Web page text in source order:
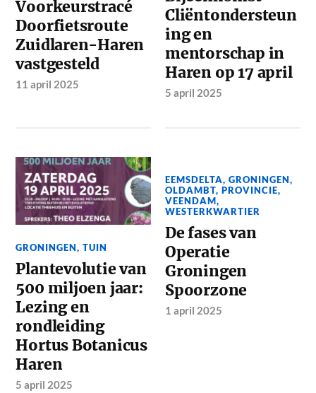
Voorkeurstracé
Doorfietsroute
Zuidlaren-Haren
vastgesteld
11 april 2025
Cliëntondersteun
ing en
mentorschap in
Haren op 17 april
5 april 2025
GRONINGEN,TUIN
Plantevolutie van
500 miljoen jaar:
Lezing en
rondleiding
Hortus Botanicus
Haren
5 april 2025
EEMSDELTA,GRONINGEN,
OLDAMBT,PROVINCIE,
VEENDAM,
WESTERKWARTIER
De fases van
Operatie
Groningen
Spoorzone
1 april 2025